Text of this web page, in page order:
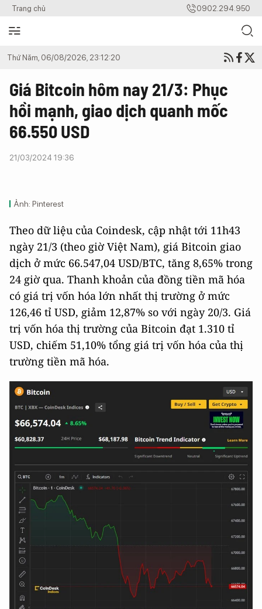
Trang chủ 0902.294.950
Thứ Năm, 06/08/2026, 23:12:20
Giá Bitcoin hôm nay 21/3: Phục
hồi mạnh, giao dịch quanh mốc
66.550 USD
21/03/2024 19:36
Ảnh: Pinterest
Theo dữ liệu của Coindesk, cập nhật tới 11h43
ngày 21/3 (theo giờ Việt Nam), giá Bitcoin giao
dịch ở mức 66.547,04 USD/BTC, tăng 8,65% trong
24 giờ qua. Thanh khoản của đồng tiền mã hóa
có giá trị vốn hóa lớn nhất thị trường ở mức
126,46 tỉ USD, giảm 12,87% so với ngày 20/3. Giá
trị vốn hóa thị trường của Bitcoin đạt 1.310 tỉ
USD, chiếm 51,10% tổng giá trị vốn hóa của thị
trường tiền mã hóa.